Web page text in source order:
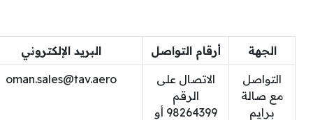
الجهة أرقام التواصل البريد الإلكتروني
التواصل
مع صالة
برايم
الاتصال على
الرقم
98264399 أو
oman.sales@tav.aero